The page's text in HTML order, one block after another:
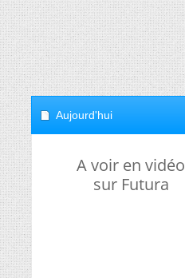
Aujourd'hui
A voir en vidéo
sur Futura